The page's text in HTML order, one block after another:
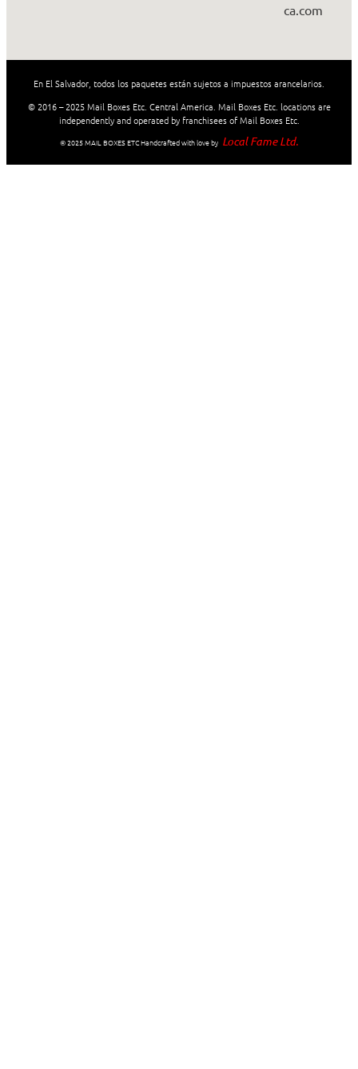
ca.com
En El Salvador, todos los paquetes están sujetos a impuestos arancelarios.
© 2016 – 2025 Mail Boxes Etc. Central America. Mail Boxes Etc. locations are
independently and operated by franchisees of Mail Boxes Etc.
© 2025 MAIL BOXES ETC Handcrafted with love by Local Fame Ltd.